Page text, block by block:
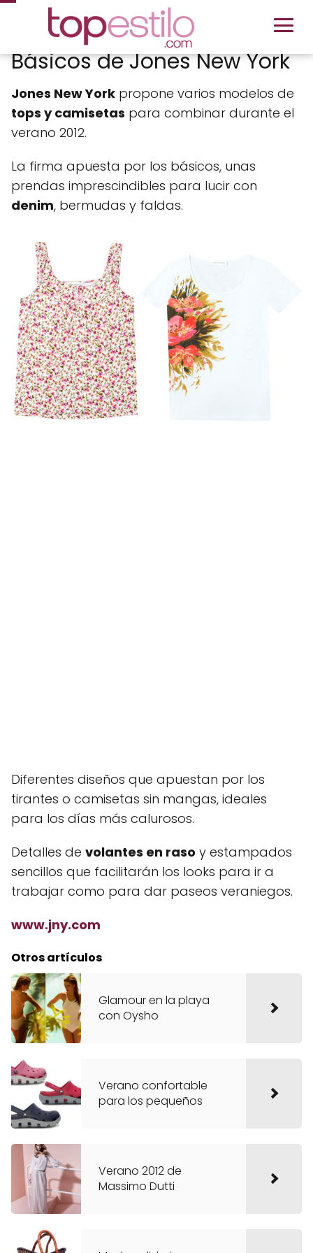
Básicos de Jones New York
Jones New York propone varios modelos de
tops y camisetas para combinar durante el
verano 2012.
La firma apuesta por los básicos, unas
prendas imprescindibles para lucir con
denim, bermudas y faldas.
Diferentes diseños que apuestan por los
tirantes o camisetas sin mangas, ideales
para los días más calurosos.
Detalles de volantes en raso y estampados
sencillos que facilitarán los looks para ir a
trabajar como para dar paseos veraniegos.
www.jny.com
Otros artículos
Glamour en la playa
con Oysho
Verano confortable
para los pequeños
Verano 2012 de
Massimo Dutti